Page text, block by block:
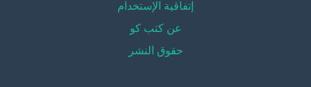
إتفاقية الإستخدام
عن كتب كو
حقوق النشر